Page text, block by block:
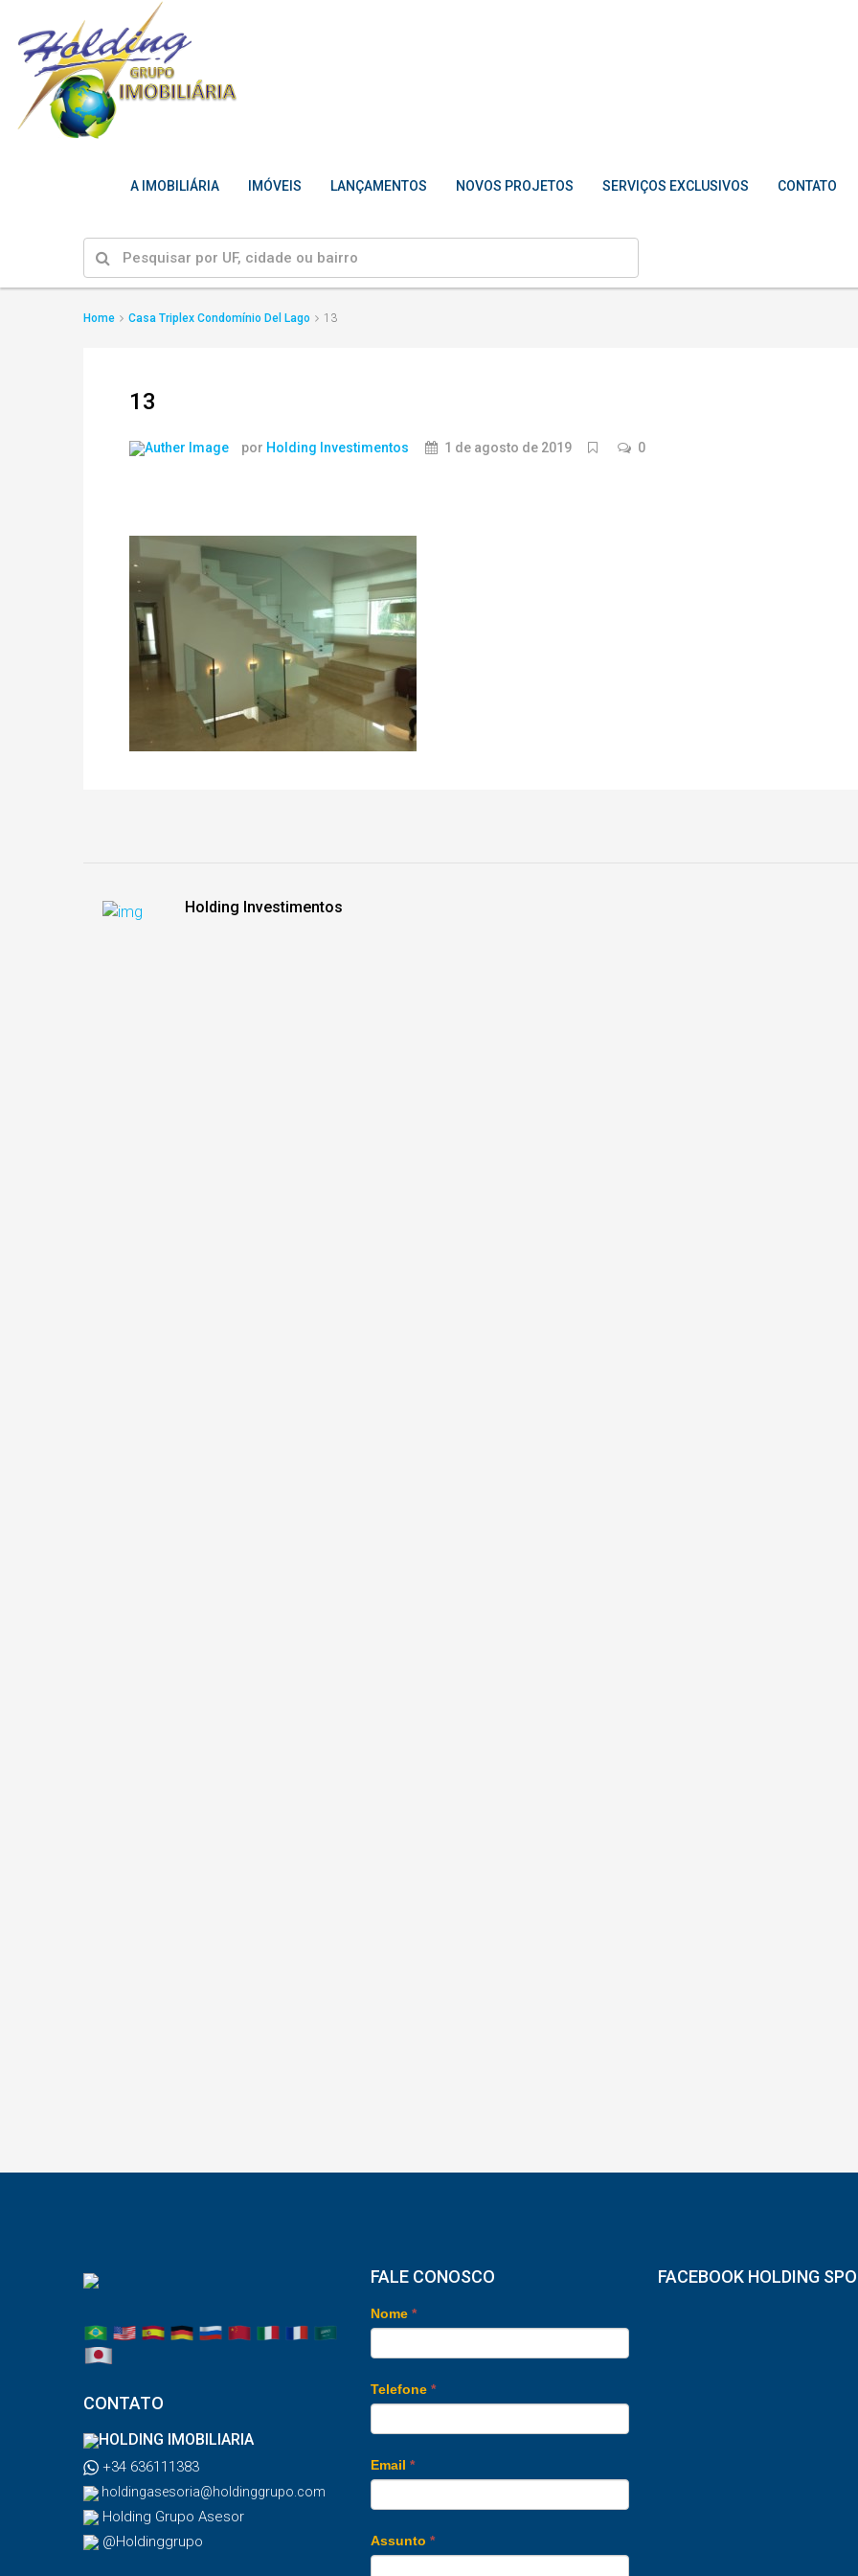
A IMOBILIÁRIA IMÓVEIS LANÇAMENTOS NOVOS PROJETOS SERVIÇOS EXCLUSIVOS CONTATO
Home Casa Triplex Condomínio Del Lago 13
13
por Holding Investimentos 1 de agosto de 2019 0
Holding Investimentos
CONTATO
HOLDING IMOBILIARIA
+34 636111383
holdingasesoria@holdinggrupo.com
Holding Grupo Asesor
@Holdinggrupo
FALE CONOSCO
Nome *
Telefone *
Email *
Assunto *
FACEBOOK HOLDING